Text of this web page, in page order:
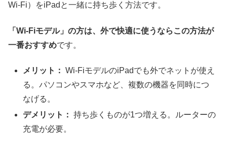
Wi-Fi）をiPadと一緒に持ち歩く方法です。
「Wi-Fiモデル」の方は、外で快適に使うならこの方法が
一番おすすめです。
メリット： Wi-FiモデルのiPadでも外でネットが使え
る。パソコンやスマホなど、複数の機器を同時につ
なげる。
デメリット： 持ち歩くものが1つ増える。ルーターの
充電が必要。